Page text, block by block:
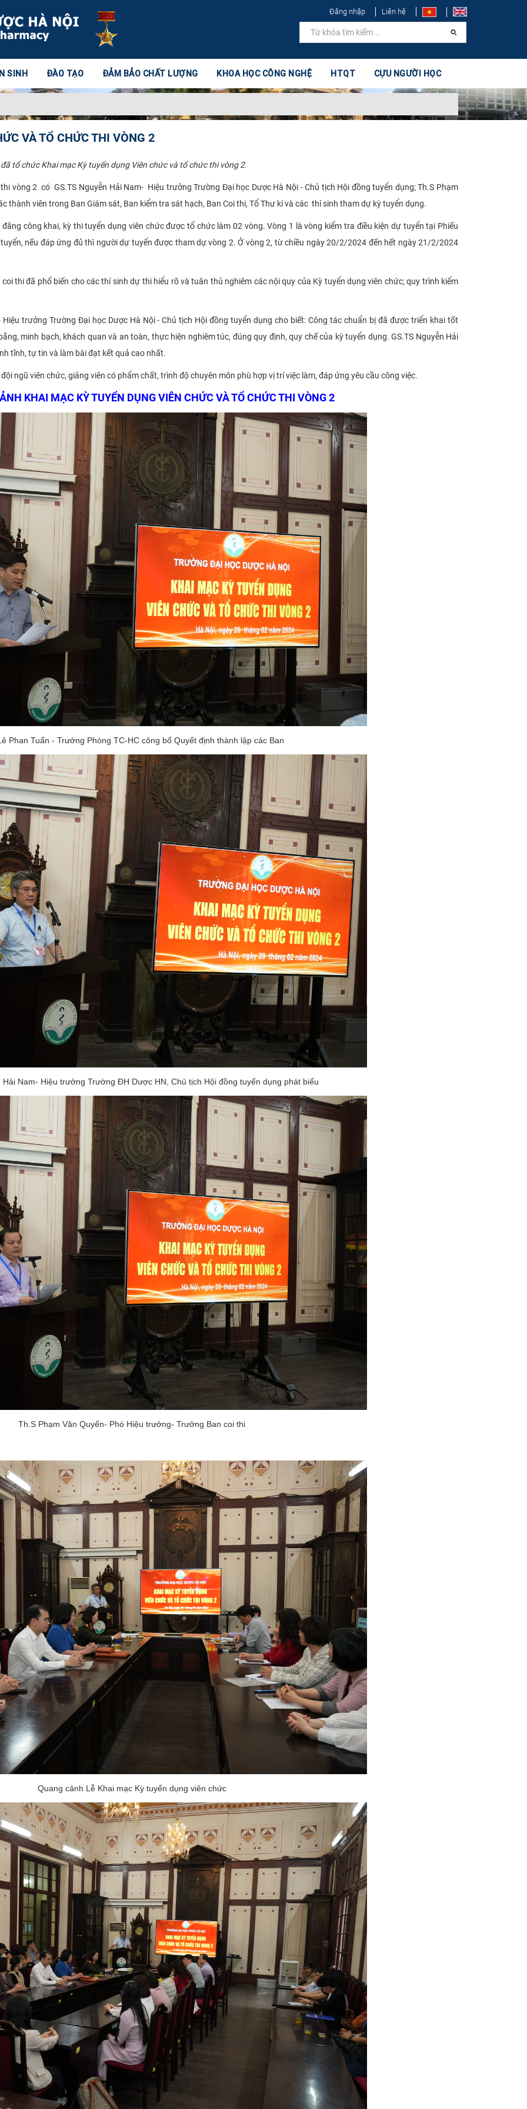
Đăng nhập Liên hệ
SINH ĐÀO TẠO ĐẢM BẢO CHẤT LƯỢNG KHOA HỌC CÔNG NGHỆ HTQT CỰU NGƯỜI HỌC
VÀ TỔ CHỨC THI VÒNG 2
tổ chức Khai mạc Kỳ tuyển dụng Viên chức và tổ chức thi vòng 2.
vòng 2 có GS.TS Nguyễn Hải Nam- Hiệu trưởng Trường Đại học Dược Hà Nội - Chủ tịch Hội đồng tuyển dụng; Th.S Phạm
thành viên trong Ban Giám sát, Ban kiểm tra sát hạch, Ban Coi thi, Tổ Thư kí và các thí sinh tham dự kỳ tuyển dụng.
công khai, kỳ thi tuyển dụng viên chức được tổ chức làm 02 vòng. Vòng 1 là vòng kiểm tra điều kiện dự tuyển tại Phiếu
nếu đáp ứng đủ thì người dự tuyển được tham dự vòng 2. Ở vòng 2, từ chiều ngày 20/2/2024 đến hết ngày 21/2/2024
thi đã phổ biến cho các thí sinh dự thi hiểu rõ và tuân thủ nghiêm các nội quy của Kỳ tuyển dụng viên chức; quy trình kiểm
trưởng Trường Đại học Dược Hà Nội - Chủ tịch Hội đồng tuyển dụng cho biết: Công tác chuẩn bị đã được triển khai tốt
minh bạch, khách quan và an toàn, thực hiện nghiêm túc, đúng quy định, quy chế của kỳ tuyển dụng. GS.TS Nguyễn Hải
tĩnh, tự tin và làm bài đạt kết quả cao nhất.
ngũ viên chức, giảng viên có phẩm chất, trình độ chuyên môn phù hợp vị trí việc làm, đáp ứng yêu cầu công việc.
KHAI MẠC KỲ TUYỂN DỤNG VIÊN CHỨC VÀ TỔ CHỨC THI VÒNG 2
Phan Tuấn - Trưởng Phòng TC-HC công bố Quyết định thành lập các Ban
Hải Nam- Hiệu trưởng Trường ĐH Dược HN, Chủ tịch Hội đồng tuyển dụng phát biểu
Th.S Phạm Văn Quyến- Phó Hiệu trưởng- Trưởng Ban coi thi
Quang cảnh Lễ Khai mạc Kỳ tuyển dụng viên chức